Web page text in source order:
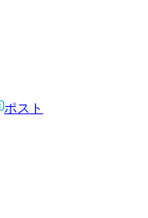
ポスト